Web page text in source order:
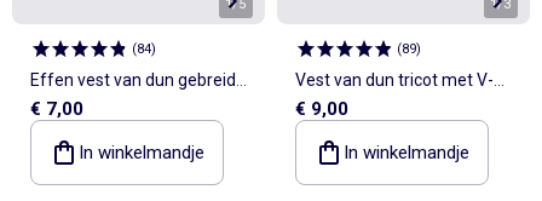
1/5
(84)
Effen vest van dun gebreid
tricot
€ 7,00
In winkelmandje
1/3
(89)
Vest van dun tricot met V-
hals
€ 9,00
In winkelmandje